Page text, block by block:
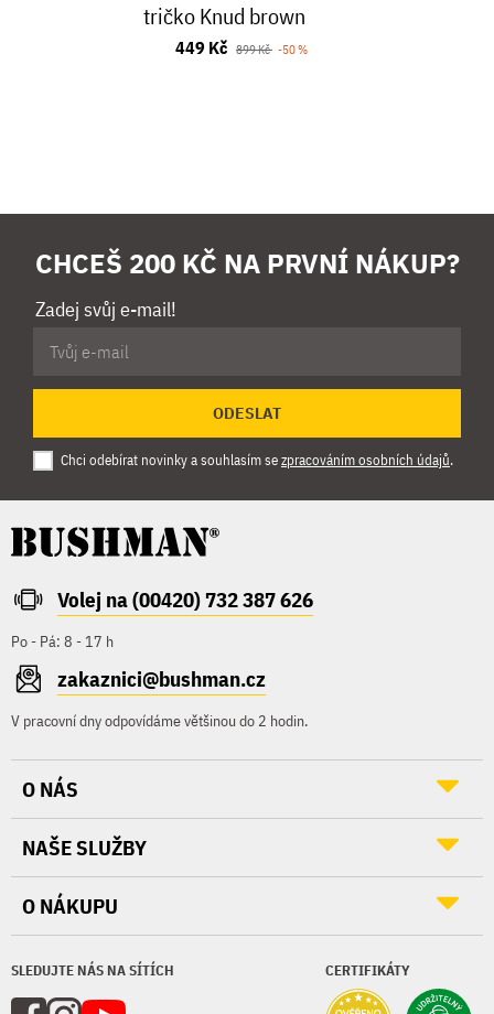
tričko Knud brown
449 Kč 899 Kč -50 %
CHCEŠ 200 KČ NA PRVNÍ NÁKUP?
Zadej svůj e-mail!
ODESLAT
Chci odebírat novinky a souhlasím sezpracováním osobních údajů.
Volej na (00420) 732 387 626
Po - Pá: 8 - 17 h
zakaznici@bushman.cz
V pracovní dny odpovídáme většinou do 2 hodin.
SLEDUJTE NÁS NA SÍTÍCH CERTIFIKÁTY
O NÁS
NAŠE SLUŽBY
O NÁKUPU